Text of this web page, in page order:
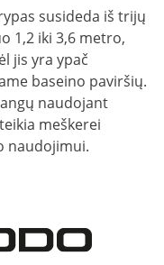
susideda iš trijų
1,2 iki 3,6 metro,
jis yra ypač
baseino paviršių.
naudojant
meškerei
naudojimui.